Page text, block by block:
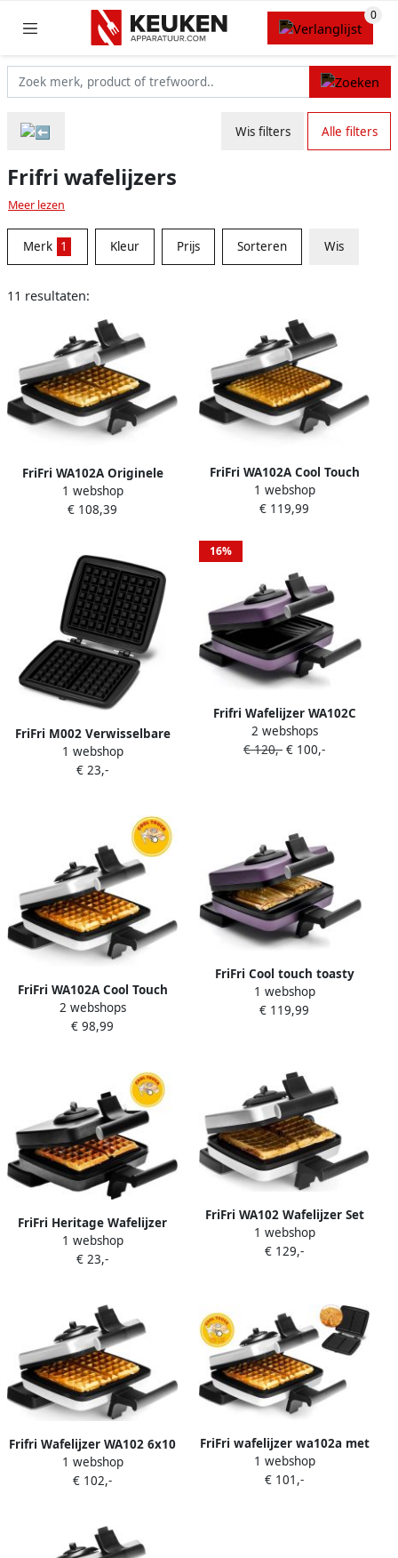
Wis filters Alle filters
Frifri wafelijzers
Meer lezen
Merk 1 Kleur Prijs Sorteren Wis
11 resultaten:
FriFri WA102A Originele
Belgische Wafelijzer 1200
Watt gietijzer patroon 6x10
1 webshop
€ 108,39
FriFri WA102A Cool Touch
Wafelijzer Inclusief platen
voor 6 x 10 Galettes 1200W
Rotatie Cool Touch
Veiligheid 2 Jaar Garantie
1 webshop
€ 119,99
FriFri M002 Verwisselbare
bakplaat Belgische Wafels
4x7 Geschikt voor
1 webshop
€ 23,-
16%
Frifri Wafelijzer WA102C
Croque Monsieur |
Wafelijzers |
2 webshops
€ 120,- € 100,-
FriFri WA102A Cool Touch
Wafelijzer Inclusief platen
voor 4 x 7 Traditionele
Rotatie Cool Touch
Veiligheid 2 Jaar Garantie
2 webshops
€ 98,99
FriFri Cool touch toasty
wafelijzer (paars) Inclusief
platen voor Croque-
1 webshop
€ 119,99
FriFri Heritage Wafelijzer
Traditionele Wafels Cool
Touch 1200 W
1 webshop
€ 23,-
FriFri WA102 Wafelijzer Set
1200 Watt Belgische wafels
+ Croque tosti vorm + Cool
1 webshop
€ 129,-
Frifri Wafelijzer WA102 6x10
| Wafelijzers |
5412144890075
1 webshop
€ 102,-
FriFri wafelijzer wa102a met
extra bakplaat voor fijne
galetten
1 webshop
€ 101,-